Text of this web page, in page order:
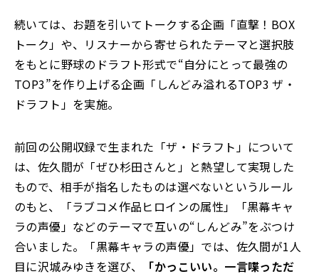
続いては、お題を引いてトークする企画「直撃！BOX
トーク」や、リスナーから寄せられたテーマと選択肢
をもとに野球のドラフト形式で“自分にとって最強の
TOP3”を作り上げる企画「しんどみ溢れるTOP3 ザ・
ドラフト」を実施。
前回の公開収録で生まれた「ザ・ドラフト」について
は、佐久間が「ぜひ杉田さんと」と熱望して実現した
もので、相手が指名したものは選べないというルール
のもと、「ラブコメ作品ヒロインの属性」「黒幕キャ
ラの声優」などのテーマで互いの“しんどみ”をぶつけ
合いました。「黒幕キャラの声優」では、佐久間が1人
目に沢城みゆきを選び、
「かっこいい。一言喋っただ